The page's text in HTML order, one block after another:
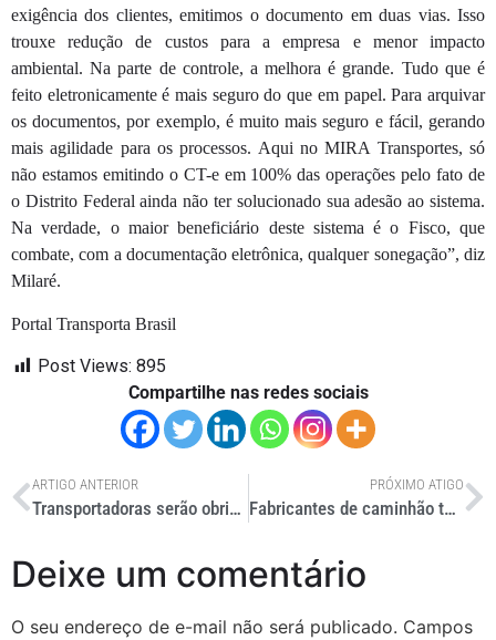
exigência dos clientes, emitimos o documento em duas vias. Isso
trouxe redução de custos para a empresa e menor impacto
ambiental. Na parte de controle, a melhora é grande. Tudo que é
feito eletronicamente é mais seguro do que em papel. Para arquivar
os documentos, por exemplo, é muito mais seguro e fácil, gerando
mais agilidade para os processos. Aqui no MIRA Transportes, só
não estamos emitindo o CT-e em 100% das operações pelo fato de
o Distrito Federal ainda não ter solucionado sua adesão ao sistema.
Na verdade, o maior beneficiário deste sistema é o Fisco, que
combate, com a documentação eletrônica, qualquer sonegação”, diz
Milaré.
Portal Transporta Brasil
Post Views: 895
Compartilhe nas redes sociais
ARTIGO ANTERIOR
Transportadoras serão obrigadas a emitir CT-e a partir de 1º de dezembro
PRÓXIMO ATIGO
Fabricantes de caminhão tentam reação
Deixe um comentário
O seu endereço de e-mail não será publicado. Campos